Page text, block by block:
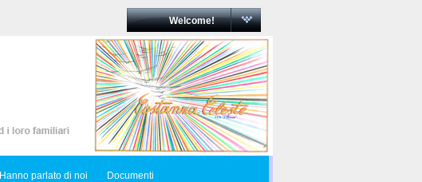
Welcome!
Hanno parlato di noi Documenti